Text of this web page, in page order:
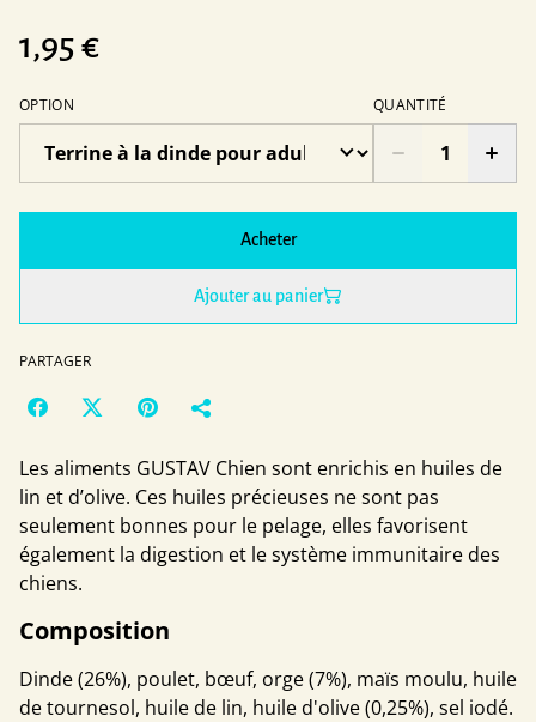
1,95 €
OPTION QUANTITÉ
Acheter
Ajouter au panier
PARTAGER
Les aliments GUSTAV Chien sont enrichis en huiles de
lin et d’olive. Ces huiles précieuses ne sont pas
seulement bonnes pour le pelage, elles favorisent
également la digestion et le système immunitaire des
chiens.
Composition
Dinde (26%), poulet, bœuf, orge (7%), maïs moulu, huile
de tournesol, huile de lin, huile d'olive (0,25%), sel iodé.